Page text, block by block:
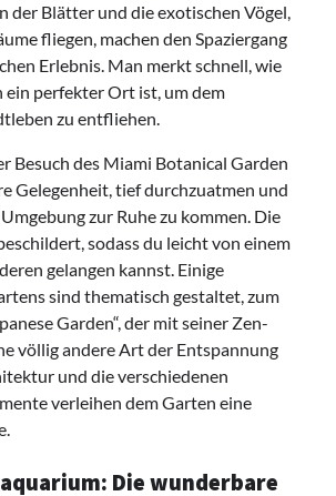
der Blätter und die exotischen Vögel,
fliegen, machen den Spaziergang
Erlebnis. Man merkt schnell, wie
ein perfekter Ort ist, um dem
zu entfliehen.
Besuch des Miami Botanical Garden
Gelegenheit, tief durchzuatmen und
zur Ruhe zu kommen. Die
sodass du leicht von einem
gelangen kannst. Einige
sind thematisch gestaltet, zum
Garden“, der mit seiner Zen-
völlig andere Art der Entspannung
und die verschiedenen
verleihen dem Garten eine
Die wunderbare